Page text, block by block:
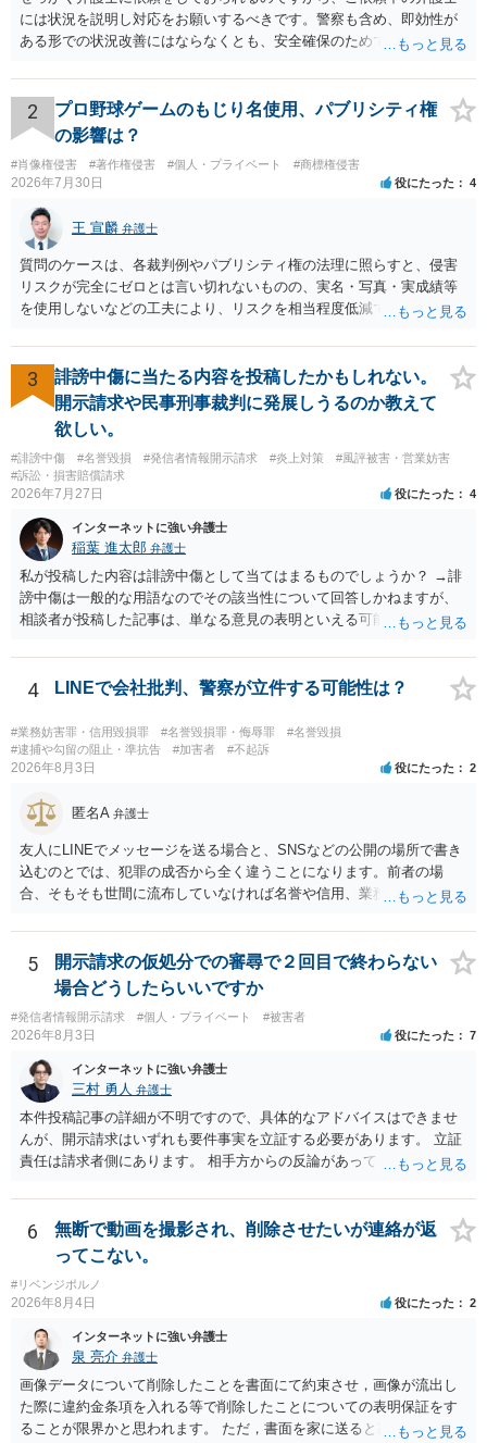
には状況を説明し対応をお願いするべきです。警察も含め、即効性が
ある形での状況改善にはならなくとも、安全確保のためできることは
2
プロ野球ゲームのもじり名使用、パブリシティ権
の影響は？
#肖像権侵害 #著作権侵害 #個人・プライベート #商標権侵害
2026年7月30日 役にたった 4
王 宣麟 弁護士
質問のケースは、各裁判例やパブリシティ権の法理に照らすと、侵害
リスクが完全にゼロとは言い切れないものの、実名・写真・実成績等
を使用しないなどの工夫により、リスクを相当程度低減できる設計に
推測できる」という点は、裁判で争われた場合に「専ら顧客吸引力の
利用を目的とする」と判断される余地を残すため、一定の注意が必要
です。 また、広告収益の有無は、侵害判断に一定の影響を与える可能
性がありますが、決定的要因ではありません。 パブリシティ権侵害の
成否は、主に「専ら顧客吸引力の利用を目的とするか」という点で判
断されます。広告収益があることは「商業的目的」を強く示す要素で
すが、それだけで直ちに侵害となるわけではありません。完全無償・
非営利であれば「表現の自由」「創作物」としての側面が強く評価さ
れる可能性があります。一方、広告収益がある場合は「商業利用」と
しての色彩が強まり、リスクが高まる可能性があります。 公開前に変
更・確認しておく事項については、公開の場でアドバイスするにも限
界があるかと思うので、資料等を持参の上、弁護士に相談されること
も一つかと存じます。
3
誹謗中傷に当たる内容を投稿したかもしれない。
開示請求や民事刑事裁判に発展しうるのか教えて
欲しい。
#誹謗中傷 #名誉毀損 #発信者情報開示請求 #炎上対策
#風評被害・営業妨害
#訴訟・損害賠償請求
2026年7月27日 役にたった 4
インターネットに強い弁護士
稲葉 進太郎 弁護士
私が投稿した内容は誹謗中傷として当てはまるものでしょうか？ →誹
謗中傷は一般的な用語なのでその該当性について回答しかねますが、
相談者が投稿した記事は、単なる意見の表明といえる可能性が高く、
て、開示請求が認められたり、民事裁判や刑事裁判に発展しうるもの
でしょうか？ →権利侵害や、名誉毀損・侮辱に該当する可能性が低い
ため、民事裁判や刑事裁判に発展することはあまり考えられないよう
に思われます。
4 LINEで会社批判、警察が立件する可能性は？
#業務妨害罪・信用毀損罪 #名誉毀損罪・侮辱罪
#名誉毀損
#逮捕や勾留の阻止・準抗告
#加害者 #不起訴
2026年8月3日 役にたった 2
匿名A 弁護士
友人にLINEでメッセージを送る場合と、SNSなどの公開の場所で書き
込むのとでは、犯罪の成否から全く違うことになります。前者の場
合、そもそも世間に流布していなければ名誉や信用、業務にかかる犯
5
開示請求の仮処分での審尋で２回目で終わらない
場合どうしたらいいですか
#発信者情報開示請求 #個人・プライベート #被害者
2026年8月3日 役にたった 7
インターネットに強い弁護士
三村 勇人 弁護士
本件投稿記事の詳細が不明ですので、具体的なアドバイスはできませ
んが、開示請求はいずれも要件事実を立証する必要があります。 立証
責任は請求者側にあります。 相手方からの反論があっても、裁判官が
方が口頭で反論したのは、仮処分は迅速性が要求されるためです。 書
面での反論となれば、より遅延する可能性がございます。 また、本件
はXのため、APのIPアドレスの保存期間の問題もございます。 開示請
求は法律知識が不可欠ですが、それだけでは足りず、実務を踏まえた
方法を選択することが重要です。
6
無断で動画を撮影され、削除させたいが連絡が返
ってこない。
#リベンジポルノ
2026年8月4日 役にたった 2
インターネットに強い弁護士
泉 亮介 弁護士
画像データについて削除したことを書面にて約束させ，画像が流出し
た際に違約金条項を入れる等で削除したことについての表明保証をす
ることが限界かと思われます。 ただ，書面を家に送ると家族に不貞行